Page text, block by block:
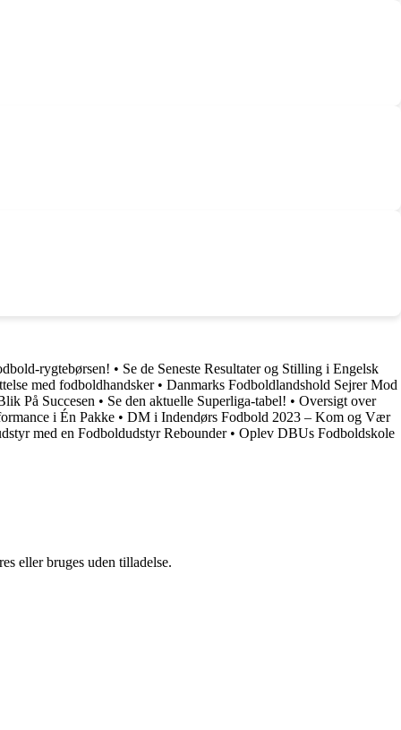
rygtebørsen! • Se de Seneste Resultater og Stilling i Engelsk
med fodboldhandsker• Danmarks Fodboldlandshold Sejrer Mod
På Succesen • Se den aktuelle Superliga-tabel! • Oversigt over
i Én Pakke • DM i Indendørs Fodbold 2023 – Kom og Vær
med en Fodboldudstyr Rebounder• Oplev DBUs Fodboldskole
eller bruges uden tilladelse.